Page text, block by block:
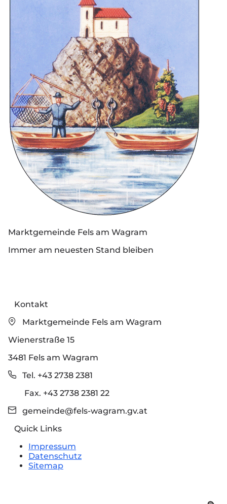
Marktgemeinde Fels am Wagram
Immer am neuesten Stand bleiben
Kontakt
Marktgemeinde Fels am Wagram
Wienerstraße 15
3481 Fels am Wagram
Tel. +43 2738 2381
Fax. +43 2738 2381 22
gemeinde@fels-wagram.gv.at
Quick Links
Impressum
Datenschutz
Sitemap